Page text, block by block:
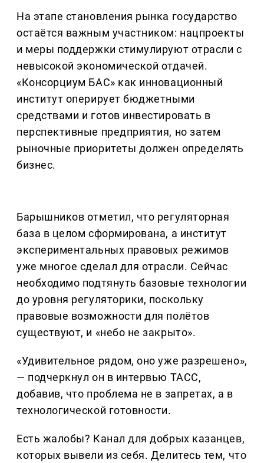
На этапе становления рынка государство
остаётся важным участником: нацпроекты
и меры поддержки стимулируют отрасли с
невысокой экономической отдачей.
«Консорциум БАС» как инновационный
институт оперирует бюджетными
средствами и готов инвестировать в
перспективные предприятия, но затем
рыночные приоритеты должен определять
бизнес.
Барышников отметил, что регуляторная
база в целом сформирована, а институт
экспериментальных правовых режимов
уже многое сделал для отрасли. Сейчас
необходимо подтянуть базовые технологии
до уровня регуляторики, поскольку
правовые возможности для полётов
существуют, и «небо не закрыто».
«Удивительное рядом, оно уже разрешено»,
— подчеркнул он в интервью ТАСС,
добавив, что проблема не в запретах, а в
технологической готовности.
Есть жалобы? Канал для добрых казанцев,
которых вывели из себя. Делитеcь тем, что